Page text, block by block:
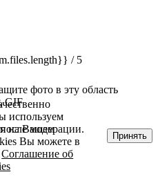
/ 5
фото в эту область
GIF
модерации.
используем
на Вашем
Вы можете в
Соглашение об
Принять